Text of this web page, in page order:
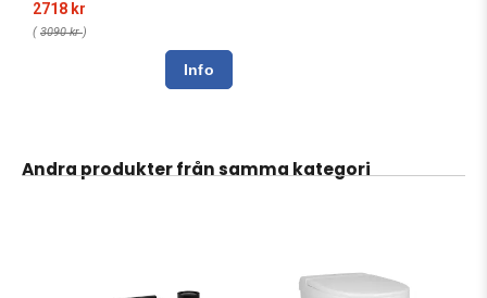
2718 kr
( 3090 kr)
Andra produkter från samma kategori